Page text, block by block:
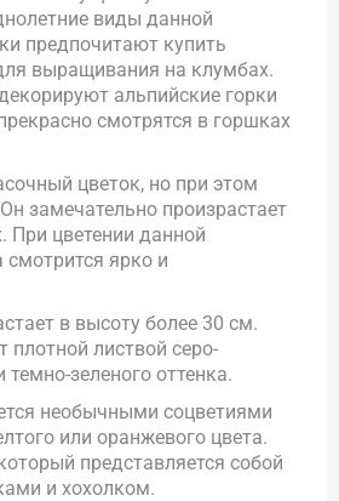
виды данной
предпочитают купить
выращивания на клумбах.
альпийские горки
смотрятся в горшках
цветок, но при этом
замечательно произрастает
При цветении данной
ярко и
в высоту более 30 см.
плотной листвой серо-
темно-зеленого оттенка.
необычными соцветиями
или оранжевого цвета.
представляется собой
и хохолком.